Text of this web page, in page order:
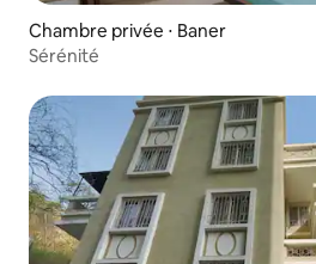
Chambre privée ⋅ Baner
Sérénité